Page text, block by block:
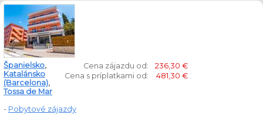
Cena zájazdu od:
236,30 €
Cena s príplatkami od:
481,30 €
Španielsko,
Katalánsko
(Barcelona),
Tossa de Mar
- Pobytové zájazdy